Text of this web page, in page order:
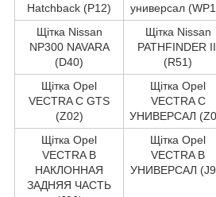
Hatchback (P12)
универсал
Щітка Nissan
NP300 NAVARA
(D40)
Щітка Nissan
PATHFINDER
(R51)
Щітка Opel
VECTRA C GTS
(Z02)
Щітка Opel
VECTRA C
УНИВЕРСАЛ
Щітка Opel
VECTRA B
НАКЛОННАЯ
ЗАДНЯЯ ЧАСТЬ
Щітка Opel
VECTRA B
УНИВЕРСАЛ